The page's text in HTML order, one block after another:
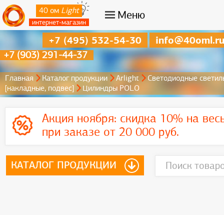
40 ом Light
интернет-магазин
Меню
+7 (903) 291-44-37
+7 (495) 532-54-30 info@40oml.ru
Главная Каталог продукции Arlight
Светодиодные
[накладные, подвес]
Цилиндры POLO
Акция ноября: скидка 10% на
при заказе от 20 000 руб.
КАТАЛОГ ПРОДУКЦИИ